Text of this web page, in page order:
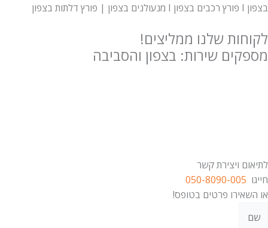
בצפון I פורץ רכבים בצפון I מנעולנים בצפון | פורץ דלתות בצפון
לקוחות שלנו ממליצים!
מספקים שירות: בצפון והסביבה
לתיאום ויצירת קשר
חייגו 050-8090-005
או השאירו פרטים בטופס!